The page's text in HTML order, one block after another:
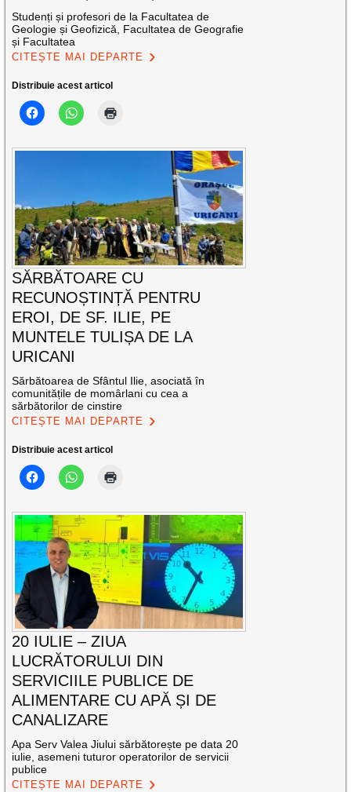
Studenți și profesori de la Facultatea de
Geologie și Geofizică, Facultatea de Geografie
și Facultatea
CITEȘTE MAI DEPARTE
Distribuie acest articol
SĂRBĂTOARE CU
RECUNOȘTINȚĂ PENTRU
EROI, DE SF. ILIE, PE
MUNTELE TULIȘA DE LA
URICANI
Sărbătoarea de Sfântul Ilie, asociată în
comunitățile de momârlani cu cea a
sărbătorilor de cinstire
CITEȘTE MAI DEPARTE
Distribuie acest articol
20 IULIE – ZIUA
LUCRĂTORULUI DIN
SERVICIILE PUBLICE DE
ALIMENTARE CU APĂ ȘI DE
CANALIZARE
Apa Serv Valea Jiului sărbătorește pe data 20
iulie, asemeni tuturor operatorilor de servicii
publice
CITEȘTE MAI DEPARTE